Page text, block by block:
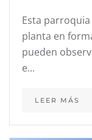
Esta
planta en
pueden
e...
LEER MÁS